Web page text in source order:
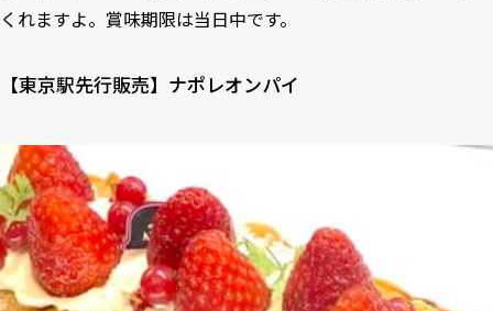
くれますよ。賞味期限は当日中です。
【東京駅先行販売】ナポレオンパイ